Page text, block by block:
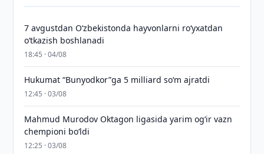
7 avgustdan O‘zbekistonda hayvonlarni ro‘yxatdan
o‘tkazish boshlanadi
18:45 · 04/08
Hukumat “Bunyodkor”ga 5 milliard so‘m ajratdi
12:45 · 03/08
Mahmud Murodov Oktagon ligasida yarim og‘ir vazn
chempioni bo‘ldi
12:25 · 03/08